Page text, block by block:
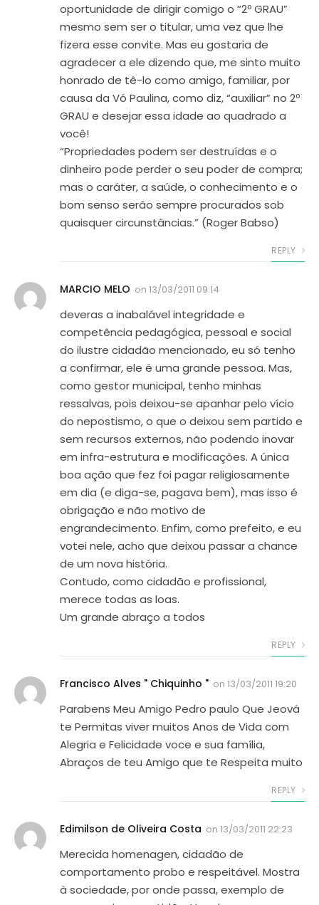
oportunidade de dirigir comigo o “2º GRAU”
mesmo sem ser o titular, uma vez que lhe
fizera esse convite. Mas eu gostaria de
agradecer a ele dizendo que, me sinto muito
honrado de tê-lo como amigo, familiar, por
causa da Vó Paulina, como diz, “auxiliar” no 2º
GRAU e desejar essa idade ao quadrado a
você!
“Propriedades podem ser destruídas e o
dinheiro pode perder o seu poder de compra;
mas o caráter, a saúde, o conhecimento e o
bom senso serão sempre procurados sob
quaisquer circunstâncias.” (Roger Babso)
REPLY
MARCIO MELO on 13/03/2011 09:14
deveras a inabalável integridade e
competência pedagógica, pessoal e social
do ilustre cidadão mencionado, eu só tenho
a confirmar, ele é uma grande pessoa. Mas,
como gestor municipal, tenho minhas
ressalvas, pois deixou-se apanhar pelo vício
do nepostismo, o que o deixou sem partido e
sem recursos externos, não podendo inovar
em infra-estrutura e modificações. A única
boa ação que fez foi pagar religiosamente
em dia (e diga-se, pagava bem), mas isso é
obrigação e não motivo de
engrandecimento. Enfim, como prefeito, e eu
votei nele, acho que deixou passar a chance
de um nova história.
Contudo, como cidadão e profissional,
merece todas as loas.
Um grande abraço a todos
REPLY
Francisco Alves " Chiquinho " on 13/03/2011 19:20
Parabens Meu Amigo Pedro paulo Que Jeová
te Permitas viver muitos Anos de Vida com
Alegria e Felicidade voce e sua família,
Abraços de teu Amigo que te Respeita muito
REPLY
Edimilson de Oliveira Costa on 13/03/2011 22:23
Merecida homenagen, cidadão de
comportamento probo e respeitável. Mostra
à sociedade, por onde passa, exemplo de